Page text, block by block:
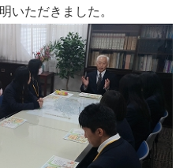
いただきました。